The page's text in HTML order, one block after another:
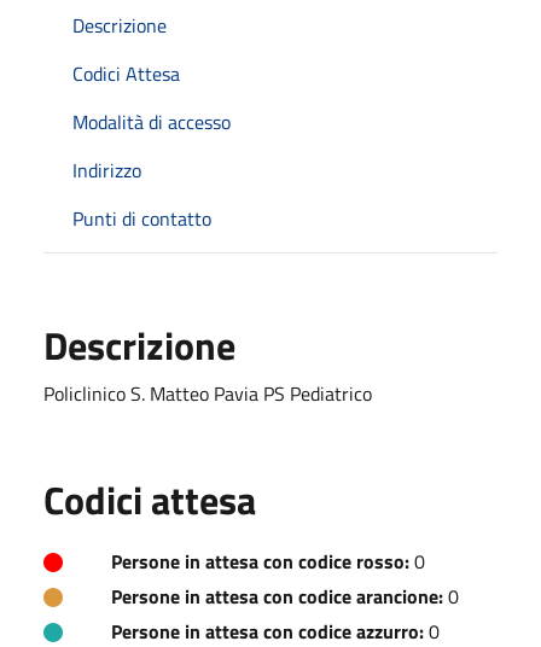
Descrizione
Codici Attesa
Modalità di accesso
Indirizzo
Punti di contatto
Descrizione
Policlinico S. Matteo Pavia PS Pediatrico
Codici attesa
Persone in attesa con codice rosso:0
Persone in attesa con codice arancione:0
Persone in attesa con codice azzurro:0